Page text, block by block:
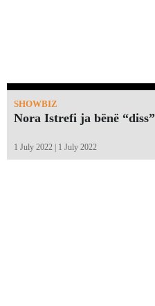
SHOWBIZ
Nora Istrefi ja bënë
1 July 2022 | 1 July 2022